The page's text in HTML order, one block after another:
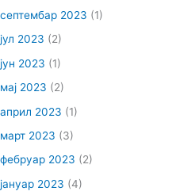
септембар 2023 (1)
јул 2023 (2)
јун 2023 (1)
мај 2023 (2)
април 2023 (1)
март 2023 (3)
фебруар 2023 (2)
јануар 2023 (4)